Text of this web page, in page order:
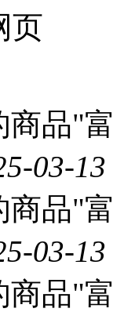
页
商品"
03-
商品"
03-
商品"